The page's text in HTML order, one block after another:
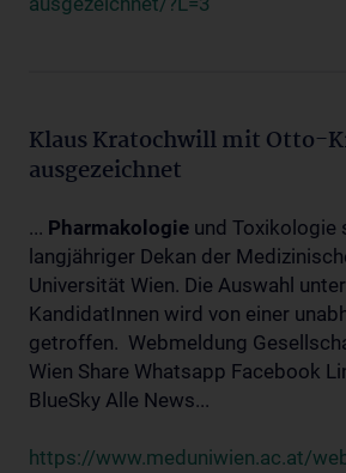
Klaus Kratochwill mit Otto-
ausgezeichnet
... Pharmakologie und Toxikologie
langjähriger Dekan der
Universität Wien. Die Auswahl
KandidatInnen wird von einer
getroffen. Webmeldung
Wien Share Whatsapp Facebook
BlueSky Alle News...
https://www.meduniwien.ac.at/